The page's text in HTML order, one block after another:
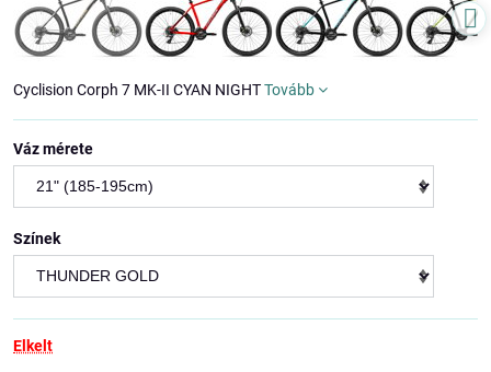
Cyclision Corph 7 MK-II CYAN NIGHTTovább
Váz mérete
Színek
Elkelt